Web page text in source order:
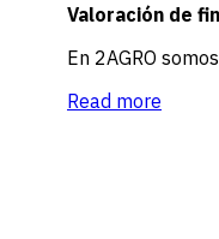
Valoración de
En 2AGRO
Read more